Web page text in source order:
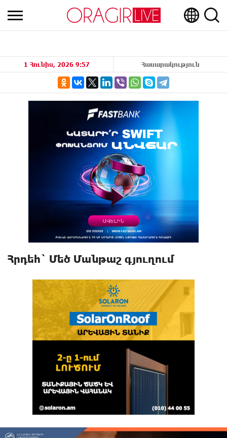
1 Հունիս, 2026 9:57 Հասարակություն
Հրդեհ` Մեծ Մանթաշ գյուղում